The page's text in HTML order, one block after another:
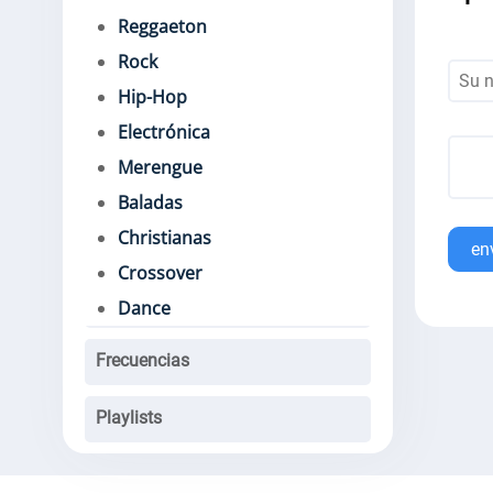
Reggaeton
Rock
Hip-Hop
Electrónica
Merengue
Baladas
Christianas
Crossover
Dance
Frecuencias
Playlists